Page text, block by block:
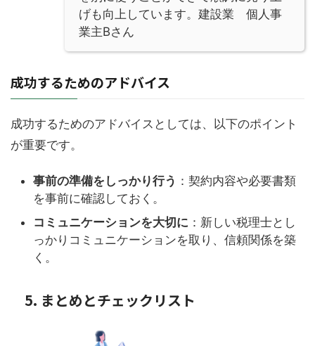
げも向上しています。建設業 個人事
業主Bさん
成功するためのアドバイス
成功するためのアドバイスとしては、以下のポイント
が重要です。
事前の準備をしっかり行う ：契約内容や必要書類
を事前に確認しておく。
コミュニケーションを大切に ：新しい税理士とし
っかりコミュニケーションを取り、信頼関係を築
く。
5. まとめとチェックリスト